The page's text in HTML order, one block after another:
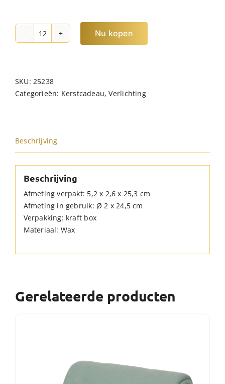
JENS
Ribbel
Wit/Taupe
Nu kopen
SKU:25238
Categorieën: Kerstcadeau,Verlichting
Beschrijving
Beschrijving
Afmeting verpakt: 5,2 x 2,6 x 25,3 cm
Afmeting in gebruik: Ø 2 x 24,5 cm
Verpakking: kraft box
Materiaal: Wax
Gerelateerde producten